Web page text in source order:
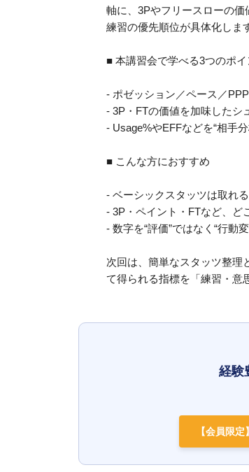
軸に、3Pやフリースローの
練習の優先順位が具体化しま
■ 本講習会で学べる3つのポイ
- ポゼッション／ペース／
- 3P・FTの価値を加味したシ
- Usage%やEFFなどを“相手
■ こんな方におすすめ
- ベーシックスタッツは取れ
- 3P・ペイント・FTなど、ど
- 数字を“評価”ではなく“行動
次回は、簡単なスタッツ整理
て得られる指標を「練習・意
経験
【会員限